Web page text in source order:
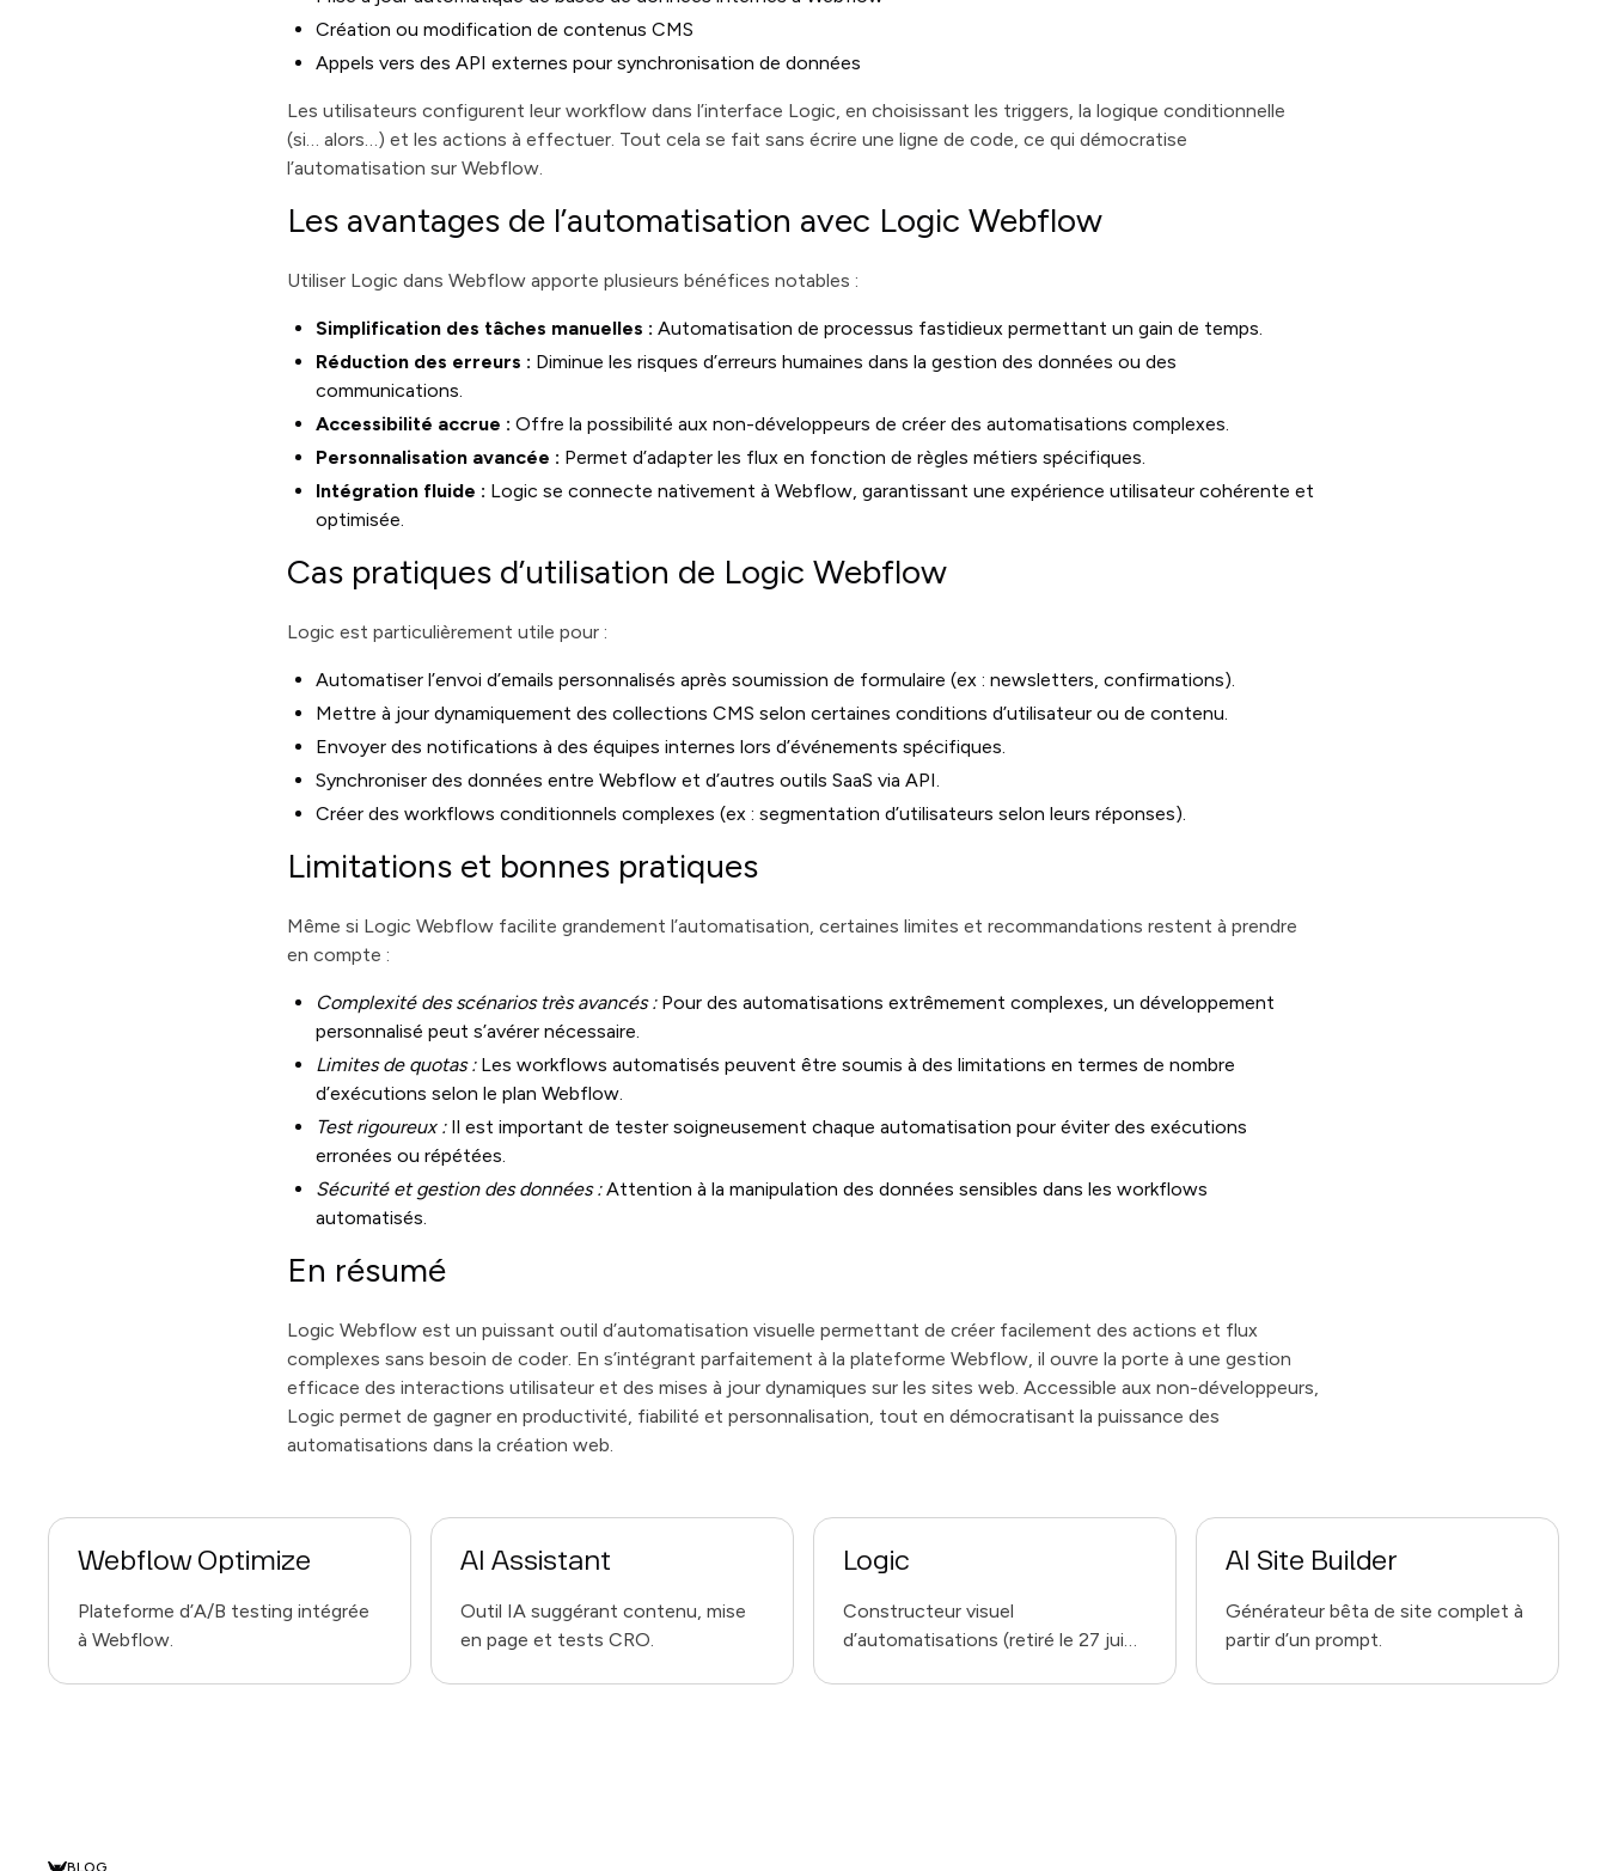
Création ou modification de contenus CMS
Appels vers des API externes pour synchronisation de données
Les utilisateurs configurent leur workflow dans l’interface Logic, en choisissant les triggers, la logique conditionnelle
(si… alors…) et les actions à effectuer. Tout cela se fait sans écrire une ligne de code, ce qui démocratise
l’automatisation sur Webflow.
Les avantages de l’automatisation avec Logic Webflow
Utiliser Logic dans Webflow apporte plusieurs bénéfices notables :
Simplification des tâches manuelles : Automatisation de processus fastidieux permettant un gain de temps.
Réduction des erreurs : Diminue les risques d’erreurs humaines dans la gestion des données ou des
communications.
Accessibilité accrue : Offre la possibilité aux non-développeurs de créer des automatisations complexes.
Personnalisation avancée : Permet d’adapter les flux en fonction de règles métiers spécifiques.
Intégration fluide : Logic se connecte nativement à Webflow, garantissant une expérience utilisateur cohérente et
optimisée.
Cas pratiques d’utilisation de Logic Webflow
Logic est particulièrement utile pour :
Automatiser l’envoi d’emails personnalisés après soumission de formulaire (ex : newsletters, confirmations).
Mettre à jour dynamiquement des collections CMS selon certaines conditions d’utilisateur ou de contenu.
Envoyer des notifications à des équipes internes lors d’événements spécifiques.
Synchroniser des données entre Webflow et d’autres outils SaaS via API.
Créer des workflows conditionnels complexes (ex : segmentation d’utilisateurs selon leurs réponses).
Limitations et bonnes pratiques
Même si Logic Webflow facilite grandement l’automatisation, certaines limites et recommandations restent à prendre
en compte :
Complexité des scénarios très avancés :Pour des automatisations extrêmement complexes, un développement
personnalisé peut s’avérer nécessaire.
Limites de quotas :Les workflows automatisés peuvent être soumis à des limitations en termes de nombre
d’exécutions selon le plan Webflow.
Test rigoureux :Il est important de tester soigneusement chaque automatisation pour éviter des exécutions
erronées ou répétées.
Sécurité et gestion des données :Attention à la manipulation des données sensibles dans les workflows
automatisés.
En résumé
Logic Webflow est un puissant outil d’automatisation visuelle permettant de créer facilement des actions et flux
complexes sans besoin de coder. En s’intégrant parfaitement à la plateforme Webflow, il ouvre la porte à une gestion
efficace des interactions utilisateur et des mises à jour dynamiques sur les sites web. Accessible aux non-développeurs,
Logic permet de gagner en productivité, fiabilité et personnalisation, tout en démocratisant la puissance des
automatisations dans la création web.
Webflow Optimize
Plateforme d’A/B testing intégrée
à Webflow.
AI Assistant
Outil IA suggérant contenu, mise
en page et tests CRO.
Logic
Constructeur visuel
d’automatisations (retiré le 27 juin
AI Site Builder
Générateur bêta de site complet à
partir d’un prompt.
BLOG